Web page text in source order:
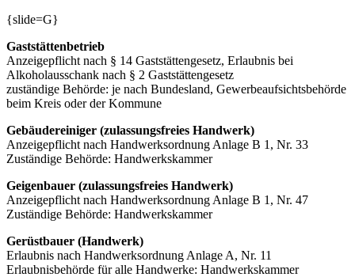
{slide=G}
Gaststättenbetrieb
Anzeigepflicht nach § 14 Gaststättengesetz, Erlaubnis bei
Alkoholausschank nach § 2 Gaststättengesetz
zuständige Behörde: je nach Bundesland, Gewerbeaufsichtsbehörde
beim Kreis oder der Kommune
Gebäudereiniger (zulassungsfreies Handwerk)
Anzeigepflicht nach Handwerksordnung Anlage B 1, Nr. 33
Zuständige Behörde: Handwerkskammer
Geigenbauer (zulassungsfreies Handwerk)
Anzeigepflicht nach Handwerksordnung Anlage B 1, Nr. 47
Zuständige Behörde: Handwerkskammer
Gerüstbauer (Handwerk)
Erlaubnis nach Handwerksordnung Anlage A, Nr. 11
Erlaubnisbehörde für alle Handwerke: Handwerkskammer